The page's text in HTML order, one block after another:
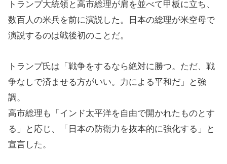
トランプ大統領と高市総理が肩を並べて甲板に立ち、
数百人の米兵を前に演説した。日本の総理が米空母で
演説するのは戦後初のことだ。
トランプ氏は「戦争をするなら絶対に勝つ。ただ、戦
争なしで済ませる方がいい。力による平和だ」と強
調。
高市総理も「インド太平洋を自由で開かれたものとす
る」と応じ、「日本の防衛力を抜本的に強化する」と
宣言した。